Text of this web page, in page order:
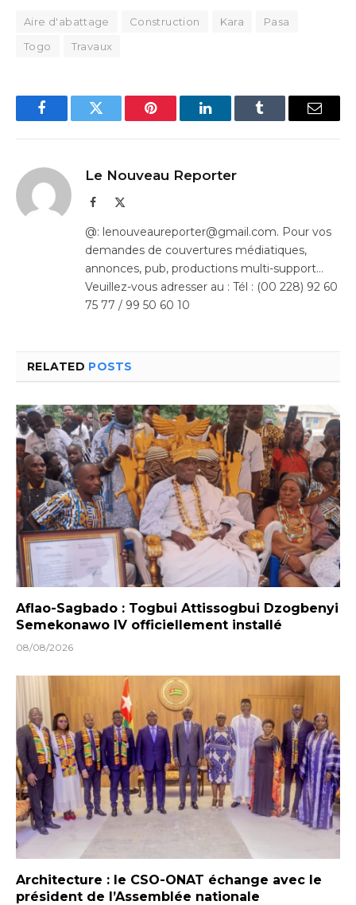
Aire d'abattage Construction Kara
Pasa
Togo
Travaux
FacebookTwitter Pinterest LinkedInTumblr Email
Le Nouveau Reporter
Facebook
@: lenouveaureporter@gmail.com. Pour vos
demandes de couvertures médiatiques,
annonces, pub, productions multi-support…
Veuillez-vous adresser au : Tél : (00 228) 92 60
75 77 / 99 50 60 10
RELATED POSTS
Aflao-Sagbado : Togbui Attissogbui Dzogbenyi
Semekonawo IV officiellement installé
08/08/2026
Architecture : le CSO-ONAT échange avec le
président de l’Assemblée nationale